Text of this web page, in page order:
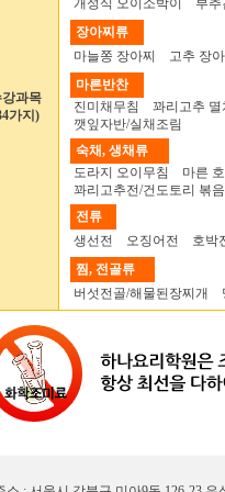
과목
가지)
개성식 오이소박이 부
장아찌류
마늘쫑 장아찌 고추 장아
마른반찬
진미채무침 꽈리고추
깻잎자반/실채조림
숙채, 생채류
도라지 오이무침 마른
꽈리고추전/건도토리 볶음
전류
생선전 오징어전 호박
찜, 전골류
버섯전골/해물된장찌